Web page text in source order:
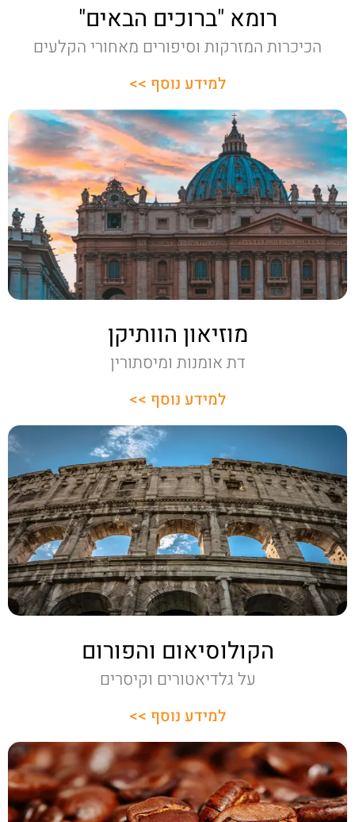
רומא "ברוכים הבאים"
הכיכרות המזרקות וסיפורים מאחורי הקלעים
למידע נוסף >>
מוזיאון הוותיקן
דת אומנות ומיסתורין
למידע נוסף >>
הקולוסיאום והפורום
על גלדיאטורים וקיסרים
למידע נוסף >>